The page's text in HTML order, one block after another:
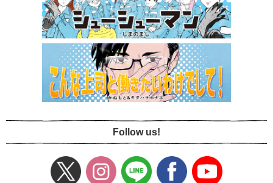
Follow us!